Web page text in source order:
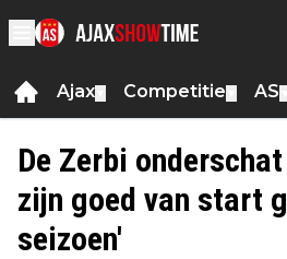
Ajax Competitie AS
De Zerbi
zijn goed van start
seizoen'